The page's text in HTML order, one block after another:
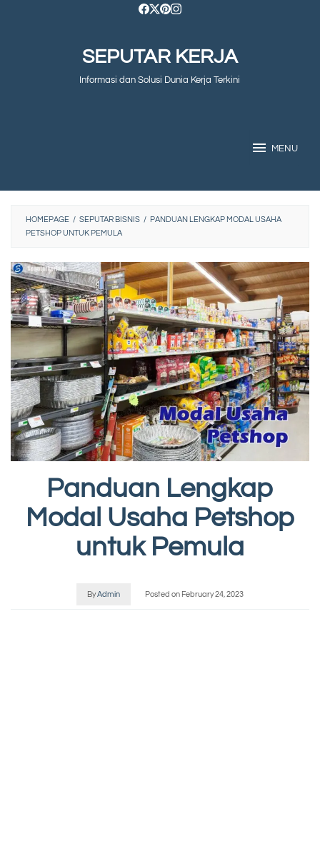
SEPUTAR KERJA
Informasi dan Solusi Dunia Kerja Terkini
MENU
HOMEPAGE / SEPUTAR BISNIS / PANDUAN LENGKAP MODAL USAHA
PETSHOP UNTUK PEMULA
Panduan Lengkap
Modal Usaha Petshop
untuk Pemula
ByAdmin Posted on February 24, 2023